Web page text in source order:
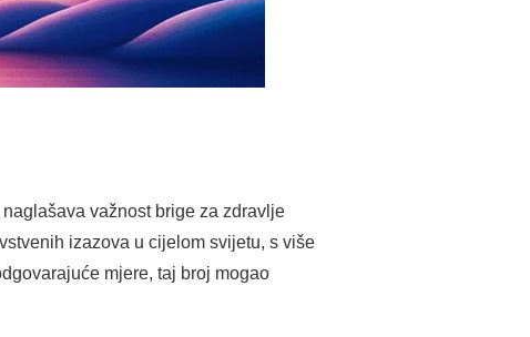
važnost brige za zdravlje
izazova u cijelom svijetu, s više
mjere, taj broj mogao